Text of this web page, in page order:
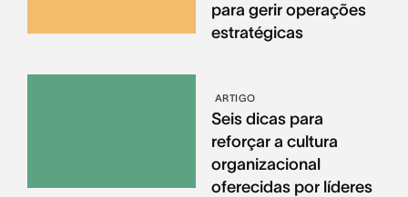
para gerir operações
estratégicas
ARTIGO
Seis dicas para
reforçar a cultura
organizacional
oferecidas por líderes